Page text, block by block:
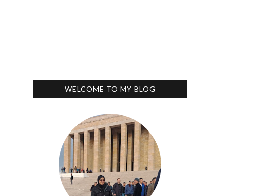
WELCOME TO MY BLOG